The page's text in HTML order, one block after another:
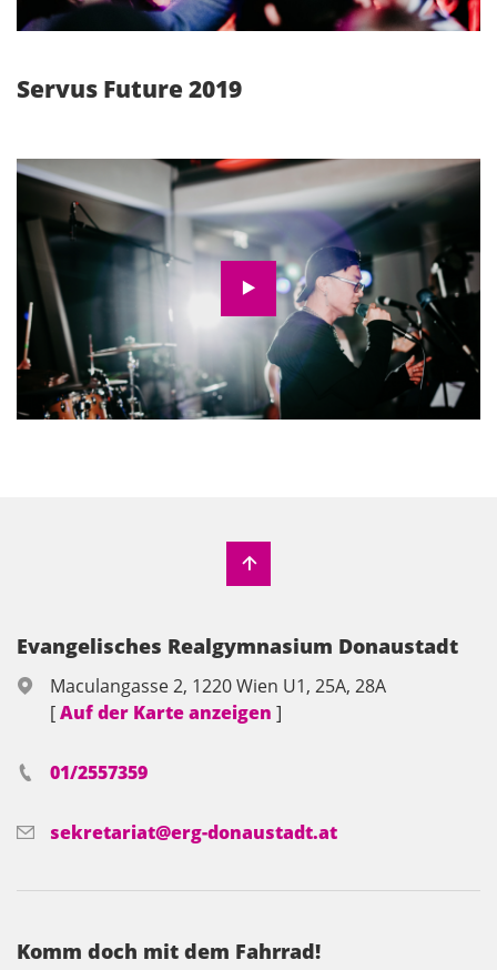
Servus Future 2019
Wir möchten Sie darauf hinweisen, dass nach
der Aktivierung Daten an Youtube übermittelt
werden.Zur Datenschutzerklärung
Video aktivieren
Evangelisches Realgymnasium Donaustadt
Maculangasse 2, 1220 Wien U1, 25A, 28A
[Auf der Karte anzeigen ]
01/2557359
sekretariat@erg-donaustadt.at
Komm doch mit dem Fahrrad!